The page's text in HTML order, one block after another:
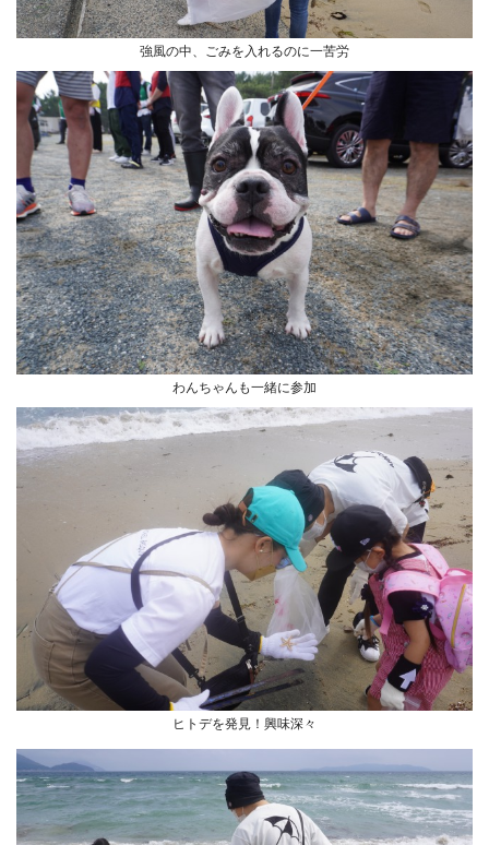
強風の中、ごみを入れるのに一苦労
わんちゃんも一緒に参加
ヒトデを発見！興味深々